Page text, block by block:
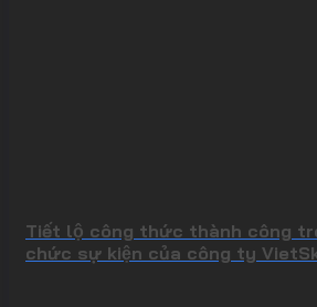
Tiết lộ công thức thành công
chức sự kiện của công ty